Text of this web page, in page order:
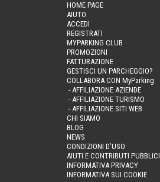
HOME PAGE
AIUTO
ACCEDI
REGISTRATI
MYPARKING CLUB
PROMOZIONI
FATTURAZIONE
GESTISCI UN PARCHEGGIO?
COLLABORA CON MyParking
- AFFILIAZIONE AZIENDE
- AFFILIAZIONE TURISMO
- AFFILIAZIONE SITI WEB
CHI SIAMO
BLOG
NEWS
CONDIZIONI D’USO
AIUTI E CONTRIBUTI PUBBLICI
INFORMATIVA PRIVACY
INFORMATIVA SUI COOKIE